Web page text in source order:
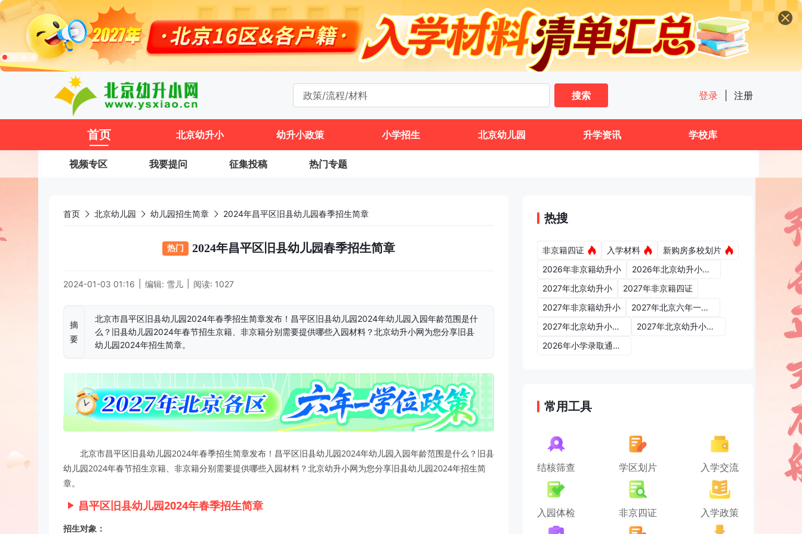
搜索
登录 注册
首页 北京幼升小 幼升小政策 小学招生 北京幼儿园 升学资讯 学校库
视频专区 我要提问 征集投稿 热门专题
首页 北京幼儿园 幼儿园招生简章 2024年昌平区旧县幼儿园春季招生简章
热门 2024年昌平区旧县幼儿园春季招生简章
2024-01-03 01:16 编辑: 雪儿 阅读: 1027
摘
要
北京市昌平区旧县幼儿园2024年春季招生简章发布！昌平区旧县幼儿园2024年幼儿园入园年龄范围是什
么？旧县幼儿园2024年春节招生京籍、非京籍分别需要提供哪些入园材料？北京幼升小网为您分享旧县
幼儿园2024年招生简章。
北京市昌平区旧县幼儿园2024年春季招生简章发布！昌平区旧县幼儿园2024年幼儿园入园年龄范围是什么？旧县
幼儿园2024年春节招生京籍、非京籍分别需要提供哪些入园材料？北京幼升小网为您分享旧县幼儿园2024年招生简
章。
昌平区旧县幼儿园2024年春季招生简章
招生对象：
热搜
非京籍四证 入学材料
新购房多校划片
2026年非京籍幼升小
2026年北京幼升小入学政策
2027年北京幼升小
2027年非京籍四证
2027年非京籍幼升小
2027年北京六年一学位政策
2027年北京幼升小六年一学位政策
2027年北京幼升小入学政策
2026年小学录取通知书
常用工具
结核筛查 学区划片 入学交流
入园体检 非京四证 入学政策